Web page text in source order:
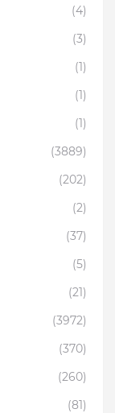
(4)
(3)
(1)
(1)
(1)
(3889)
(202)
(2)
(37)
(5)
(21)
(3972)
(370)
(260)
(81)